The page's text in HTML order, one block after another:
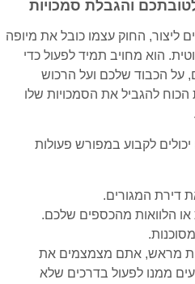
והגבלת סמכויות
ליצור, החוק עצמו כובל את מיופה
הוא מחויב תמיד לפעול כדי
על הכבוד שלכם ועל הרכוש
להגביל את הסמכויות שלו
לקבוע במפורש פעולות
דירת המגורים.
הלוואות מהכספים שלכם.
מראש, אתם מצמצמים את
ממנו לפעול בדרכים שלא